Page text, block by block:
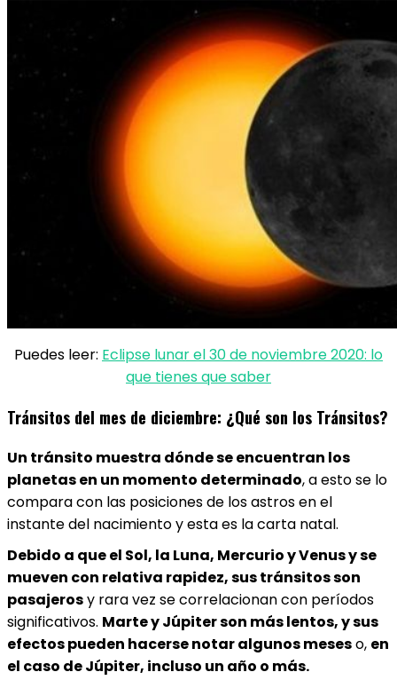
Puedes leer: Eclipse lunar el 30 de noviembre 2020: lo
que tienes que saber
Tránsitos del mes de diciembre: ¿Qué son los Tránsitos?
Un tránsito muestra dónde se encuentran los
planetas en un momento determinado, a esto se lo
compara con las posiciones de los astros en el
instante del nacimiento y esta es la carta natal.
Debido a que el Sol, la Luna, Mercurio y Venus y se
mueven con relativa rapidez, sus tránsitos son
pasajerosy rara vez se correlacionan con períodos
significativos. Marte y Júpiter son más lentos, y sus
efectos pueden hacerse notar algunos meseso, en
el caso de Júpiter, incluso un año o más.